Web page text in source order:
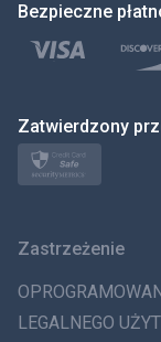
ภาษาไ
简体
Bezpieczne
Zatwierdzony
Zastrzeżenie
LEGALNEGO